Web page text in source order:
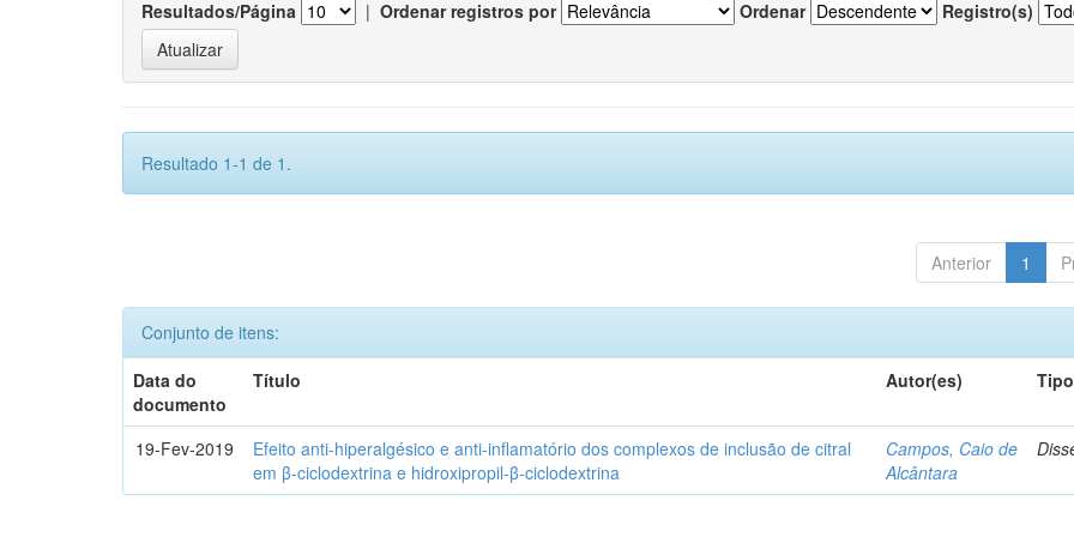
Resultados/Página | Ordenar registros por Ordenar Registro(s)
Resultado 1-1 de 1.
Anterior 1
Conjunto de itens:
Data do
documento
Título Autor(es) Tipo
19-Fev-2019
Efeito anti-hiperalgésico e anti-inflamatório dos complexos de inclusão de citral
em β-ciclodextrina e hidroxipropil-β-ciclodextrina
Campos, Caio de
Alcântara